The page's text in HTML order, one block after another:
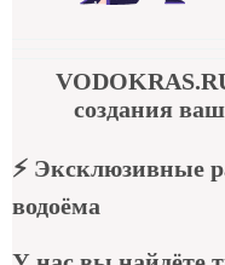
создания
⚡ Эксклюзивные
водоёма